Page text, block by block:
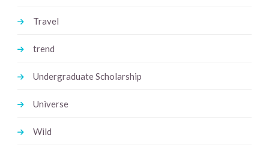
Travel
trend
Undergraduate Scholarship
Universe
Wild